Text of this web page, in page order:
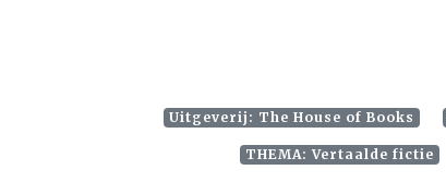
Uitgeverij: The House of Books
THEMA: Vertaalde fictie